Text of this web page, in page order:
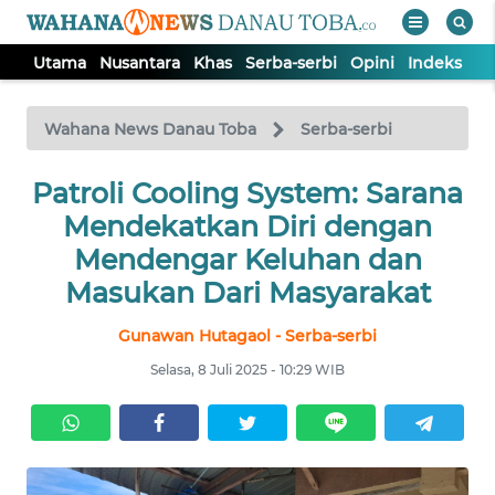
Utama Nusantara Khas Serba-serbi Opini Indeks
Wahana News Danau Toba Serba-serbi
Patroli Cooling System: Sarana
Mendekatkan Diri dengan
Mendengar Keluhan dan
Masukan Dari Masyarakat
Gunawan Hutagaol - Serba-serbi
Selasa, 8 Juli 2025 - 10:29 WIB
TV
Tutup
UTAMA
NUSANTARA
SERBI
OPINI